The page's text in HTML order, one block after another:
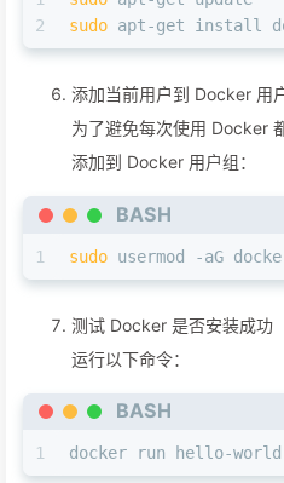
2
sudo apt-get install
添加当前用户到 Docker 用
为了避免每次使用 Docker
添加到 Docker 用户组：
BASH
1 sudo usermod -aG
测试 Docker 是否安装成功
运行以下命令：
BASH
1 docker run hello-world